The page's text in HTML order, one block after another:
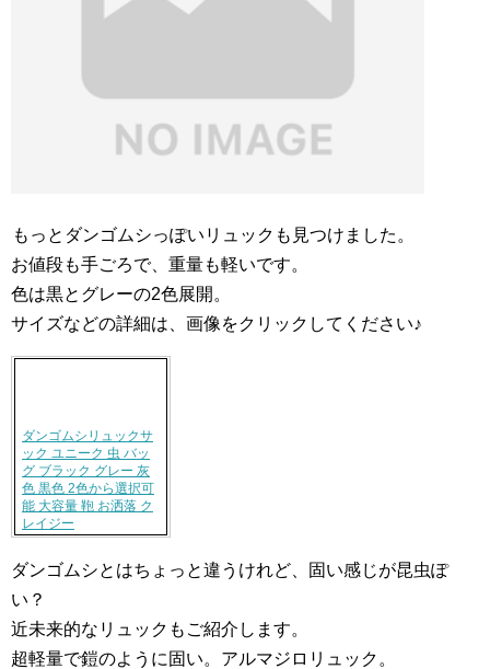
もっとダンゴムシっぽいリュックも見つけました。
お値段も手ごろで、重量も軽いです。
色は黒とグレーの2色展開。
サイズなどの詳細は、画像をクリックしてください♪
ダンゴムシリュックサ
ック ユニーク 虫 バッ
グ ブラック グレー 灰
色 黒色 2色から選択可
能 大容量 鞄 お洒落 ク
レイジー
ダンゴムシとはちょっと違うけれど、固い感じが昆虫ぽ
い？
近未来的なリュックもご紹介します。
超軽量で鎧のように固い。アルマジロリュック。